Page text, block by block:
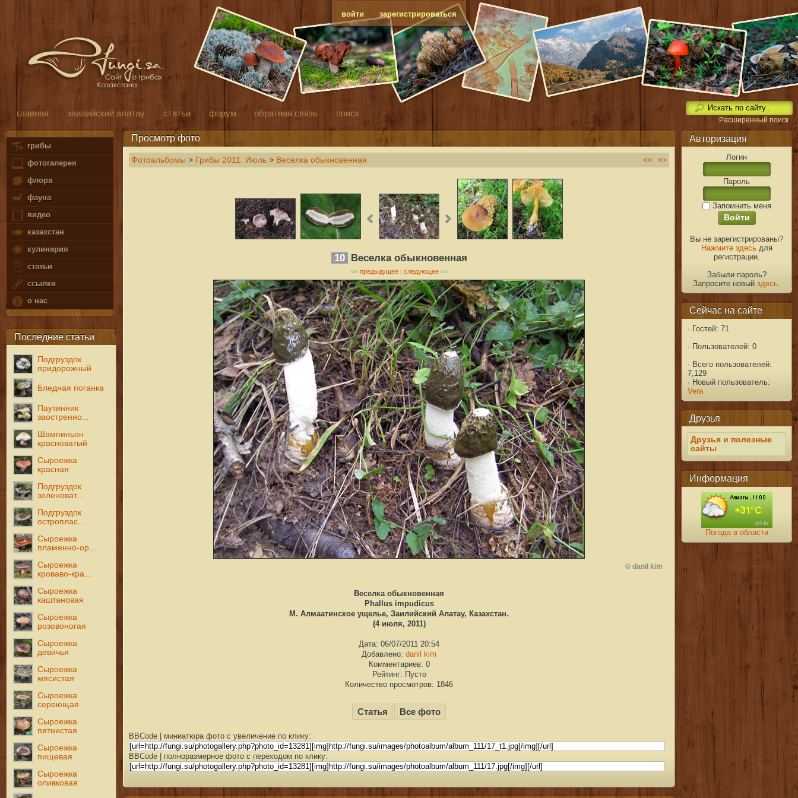
войти зарегистрироваться
главная заилийский алатау статьи форум обратная связь поиск
Расширенный поиск
грибы
фотогалерея
флора
фауна
видео
казахстан
кулинария
статьи
ссылки
о нас
Последние статьи
Подгруздок
придорожный
Бледная поганка
Паутинник
заостренно...
Шампиньон
красноватый
Сыроежка
красная
Подгруздок
зеленоват...
Подгруздок
остроплас...
Сыроежка
пламенно-ор...
Сыроежка
кроваво-кра...
Сыроежка
каштановая
Сыроежка
розовоногая
Сыроежка
девичья
Сыроежка
мясистая
Сыроежка
сереющая
Сыроежка
пятнистая
Сыроежка
пищевая
Сыроежка
оливковая
Авторизация
Логин
Пароль
Запомнить меня
Вы не зарегистрированы?
Нажмите здесьдля
регистрации.
Забыли пароль?
Запросите новыйздесь
Сейчас на сайте
· Гостей: 71
· Пользователей: 0
· Всего пользователей:
7,129
· Новый пользователь:
Vera
Друзья
Друзья и полезные
сайты
Информация
Погода в области
Просмотр фото
Фотоальбомы > Грибы 2011. Июль> Веселка обыкновенная << >>
10 Веселка обыкновенная
<< предыдущее| следующее>>
© danil kim
Веселка обыкновенная
Phallus impudicus
М. Алмаатинское ущелье, Заилийский Алатау, Казахстан.
(4 июля, 2011)
Дата: 06/07/2011 20:54
Добавлено: danil kim
Комментариев: 0
Рейтинг: Пусто
Количество просмотров: 1846
Статья Все фото
BBCode | миниатюра фото с увеличение по клику:
BBCode | полноразмерное фото с переходом по клику: